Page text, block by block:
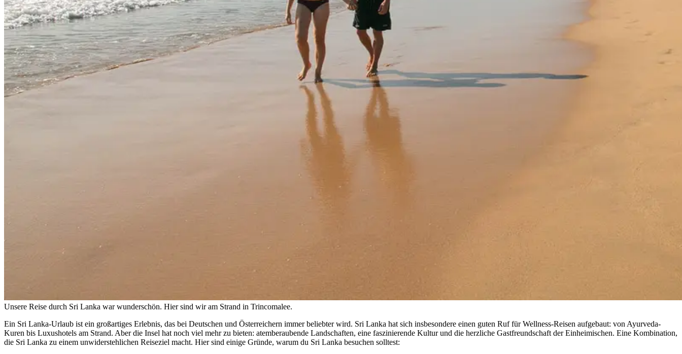
Unsere Reise durch Sri Lanka war wunderschön. Hier sind wir am Strand in Trincomalee.
Ein Sri Lanka-Urlaub ist ein großartiges Erlebnis, das bei Deutschen und Österreichern immer beliebter wird. Sri Lanka hat sich insbesondere einen guten Ruf für Wellness-Reisen aufgebaut: von Ayurveda-
Kuren bis Luxushotels am Strand. Aber die Insel hat noch viel mehr zu bieten: atemberaubende Landschaften, eine faszinierende Kultur und die herzliche Gastfreundschaft der Einheimischen. Eine Kombination,
die Sri Lanka zu einem unwiderstehlichen Reiseziel macht. Hier sind einige Gründe, warum du Sri Lanka besuchen solltest: